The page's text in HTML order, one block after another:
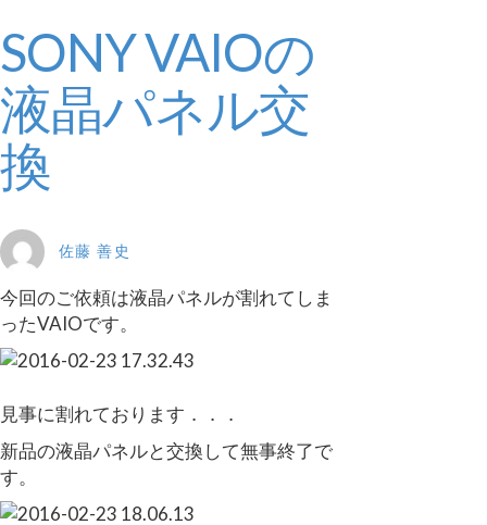
SONY VAIOの
液晶パネル交
換
佐藤 善史
今回のご依頼は液晶パネルが割れてしま
ったVAIOです。
見事に割れております．．．
新品の液晶パネルと交換して無事終了で
す。